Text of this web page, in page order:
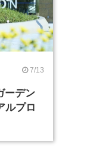
7/13
ーデン
ルプロ